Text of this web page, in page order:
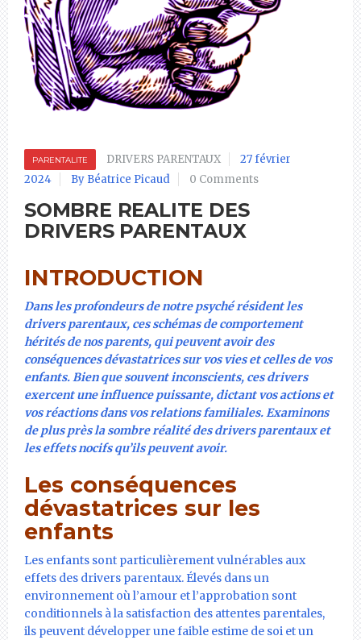
PARENTALITE DRIVERS PARENTAUX
27 février
2024
By Béatrice Picaud 0 Comments
SOMBRE REALITE DES
DRIVERS PARENTAUX
INTRODUCTION
Dans les profondeurs de notre psyché résident les
drivers parentaux, ces schémas de comportement
hérités de nos parents, qui peuvent avoir des
conséquences dévastatrices sur vos vies et celles de vos
enfants. Bien que souvent inconscients, ces drivers
exercent une influence puissante, dictant vos actions et
vos réactions dans vos relations familiales. Examinons
de plus près la sombre réalité des drivers parentaux et
les effets nocifs qu’ils peuvent avoir.
Les conséquences
dévastatrices sur les
enfants
Les enfants sont particulièrement vulnérables aux
effets des drivers parentaux. Élevés dans un
environnement où l’amour et l’approbation sont
conditionnels à la satisfaction des attentes parentales,
ils peuvent développer une faible estime de soi et un